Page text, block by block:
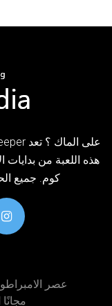
هذه اللعبة من
عصر
كيفية تنزيل لعبة Android مجانًا